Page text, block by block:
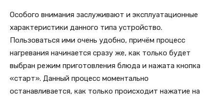
Особого внимания заслуживают и эксплуатационные
характеристики данного типа устройство.
Пользоваться ими очень удобно, причём процесс
нагревания начинается сразу же, как только будет
выбран режим приготовления блюда и нажата кнопка
«старт». Данный процесс моментально
останавливается, как только происходит нажатие на